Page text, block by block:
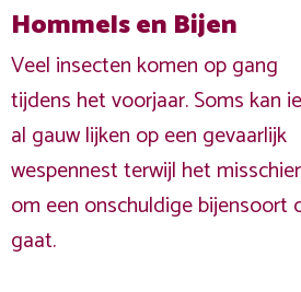
Hommels en Bijen
Veel insecten komen op gang
tijdens het voorjaar. Soms kan
al gauw lijken op een gevaarlijk
wespennest terwijl het
om een onschuldige bijensoort
gaat.